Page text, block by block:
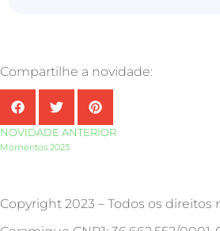
Compartilhe a novidade:
NOVIDADE ANTERIOR
Momentos 2023
Copyright 2023 – Todos os direitos